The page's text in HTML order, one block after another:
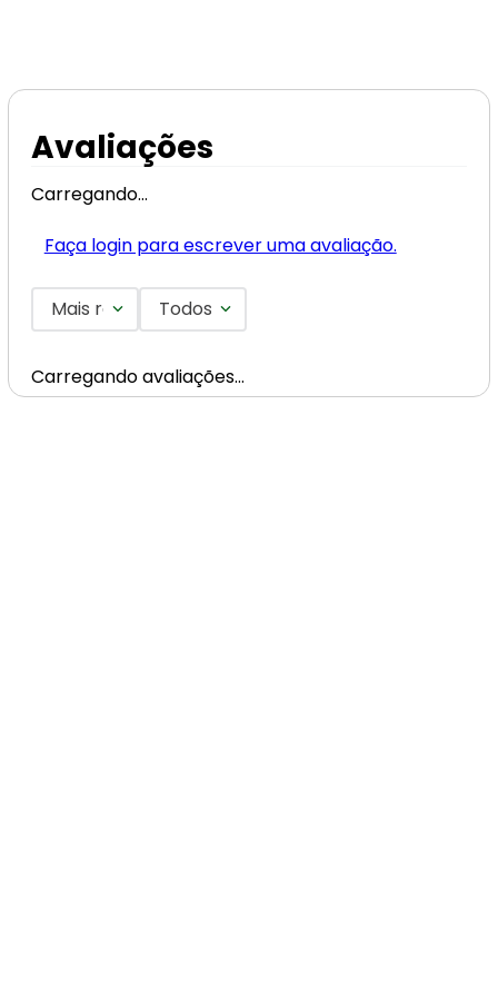
Avaliações
Carregando…
Faça login para escrever uma avaliação.
Mais recentesTodos
Carregando avaliações…